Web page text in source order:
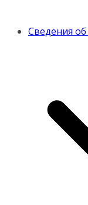
Сведения